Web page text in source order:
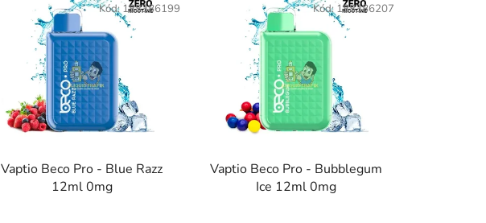
é
k
e
k
r
e
n
d
e
Vaptio Beco Pro - Blue Razz
12ml 0mg
Kód:188386199
Vaptio Beco Pro - Bubblegum
Ice 12ml 0mg
Kód:188386207